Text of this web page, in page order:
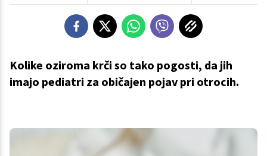
Kolike oziroma krči so tako pogosti, da jih
imajo pediatri za običajen pojav pri otrocih.